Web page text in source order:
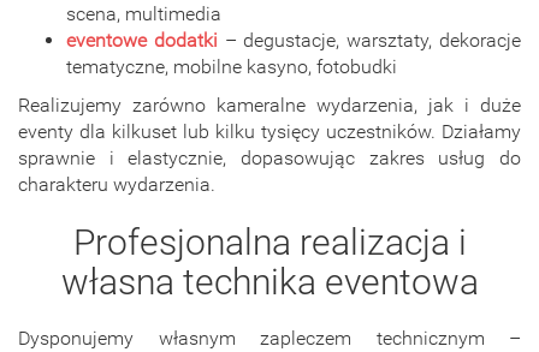
scena, multimedia
eventowe dodatki – degustacje, warsztaty, dekoracje
tematyczne, mobilne kasyno, fotobudki
Realizujemy zarówno kameralne wydarzenia, jak i duże
eventy dla kilkuset lub kilku tysięcy uczestników. Działamy
sprawnie i elastycznie, dopasowując zakres usług do
charakteru wydarzenia.
Profesjonalna realizacja i
własna technika eventowa
Dysponujemy własnym zapleczem technicznym –